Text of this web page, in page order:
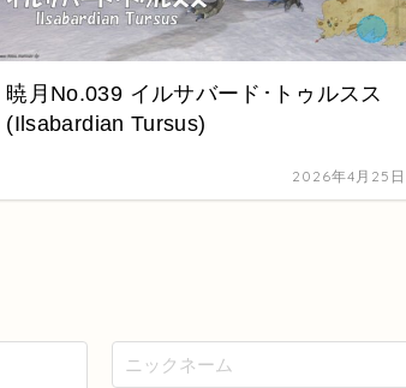
暁月No.039 イルサバード･トゥルスス
(Ilsabardian Tursus)
2026年4月25日